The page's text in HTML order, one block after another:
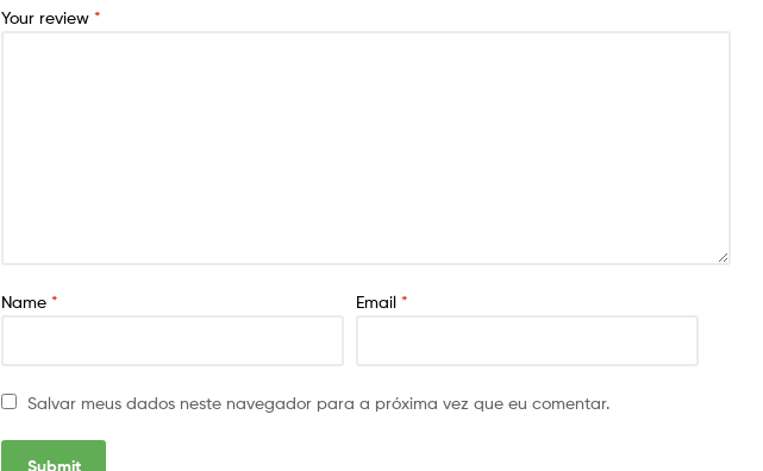
Your review *
Name * Email *
Salvar meus dados neste navegador para a próxima vez que eu comentar.